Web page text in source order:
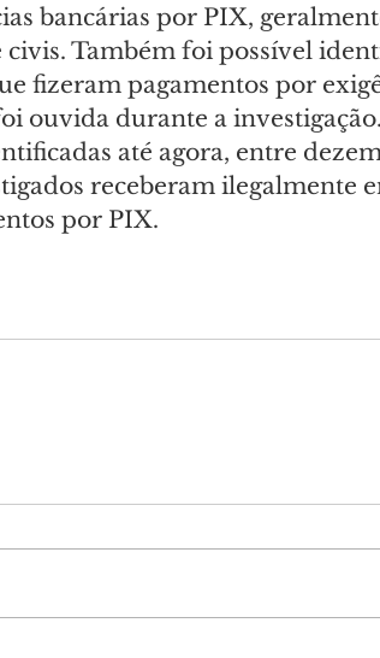
bancárias por PIX,
civis. Também foi possível
fizeram pagamentos por
ouvida durante a
até agora, entre
receberam ilegalmente
por PIX.